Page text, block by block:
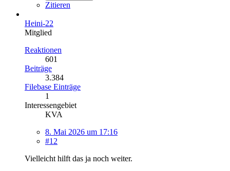
Zitieren
Heini-22
Mitglied
Reaktionen
601
Beiträge
3.384
Filebase Einträge
1
Interessengebiet
KVA
8. Mai 2026 um 17:16
#12
Vielleicht hilft das ja noch weiter.